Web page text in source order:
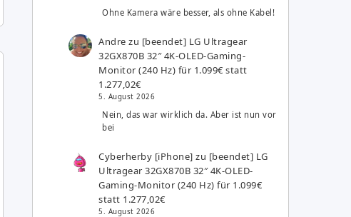
Ohne Kamera wäre besser, als ohne Kabel!
Andre zu [beendet] LG Ultragear
32GX870B 32″ 4K-OLED-Gaming-
Monitor (240 Hz) für 1.099€ statt
1.277,02€
5. August 2026
Nein, das war wirklich da. Aber ist nun vor
bei
Cyberherby [iPhone] zu [beendet] LG
Ultragear 32GX870B 32″ 4K-OLED-
Gaming-Monitor (240 Hz) für 1.099€
statt 1.277,02€
5. August 2026